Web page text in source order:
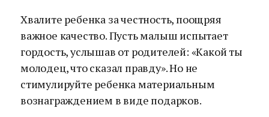
Хвалите ребенка за честность, поощряя
важное качество. Пусть малыш испытает
гордость, услышав от родителей: «Какой ты
молодец, что сказал правду». Но не
стимулируйте ребенка материальным
вознаграждением в виде подарков.